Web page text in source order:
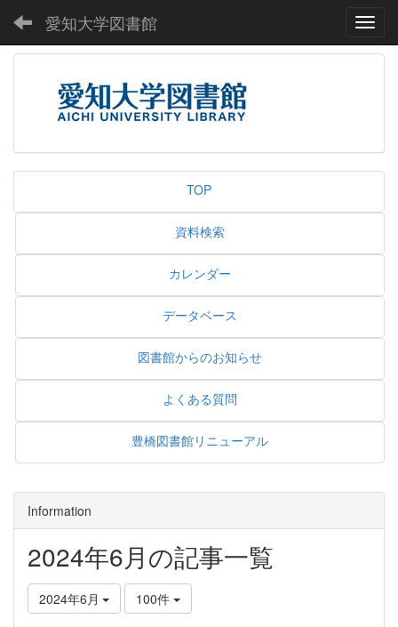
愛知大学図書館
TOP
資料検索
カレンダー
データベース
図書館からのお知らせ
よくある質問
豊橋図書館リニューアル
Information
2024年6月の記事一覧
2024年6月 100件